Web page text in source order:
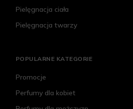
Pielęgnacja ciała
Pielęgnacja twarzy
POPULARNE KATEGORIE
Promocje
Perfumy dla kobiet